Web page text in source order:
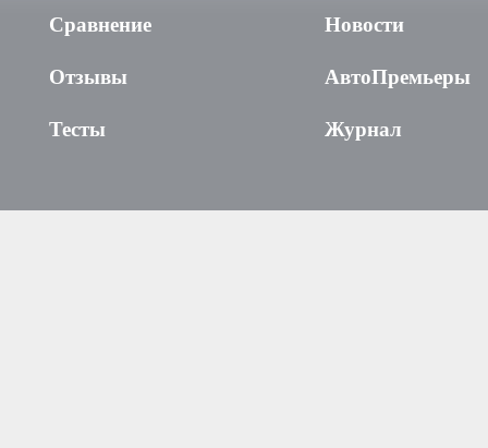
Сравнение
Отзывы
Тесты
Новости
АвтоПремьеры
Журнал